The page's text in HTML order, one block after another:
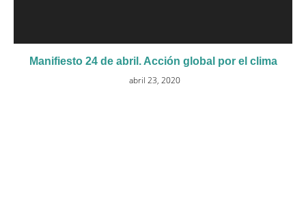
Manifiesto 24 de abril. Acción global por el clima
abril 23, 2020